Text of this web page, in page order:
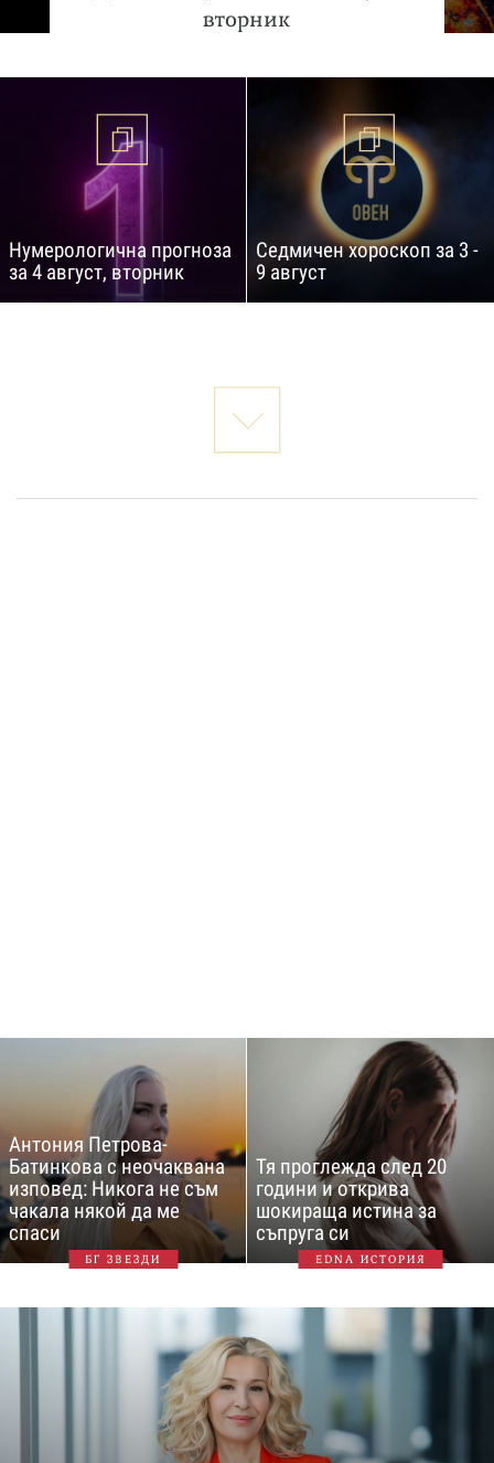
вторник
Нумерологична прогноза
за 4 август, вторник
Седмичен хороскоп за 3 -
9 август
Антония Петрова-
Батинкова с неочаквана
изповед: Никога не съм
чакала някой да ме
спаси
БГ ЗВЕЗДИ
Тя проглежда след 20
години и открива
шокираща истина за
съпруга си
EDNA ИСТОРИЯ